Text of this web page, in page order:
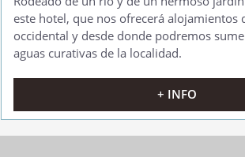
este hotel, que nos ofrecerá alojamientos
occidental y desde donde podremos
aguas curativas de la localidad.
+ INFO